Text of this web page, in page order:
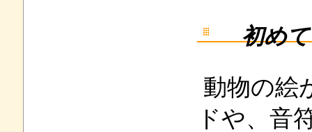
初めて
動物の絵
ドや、音